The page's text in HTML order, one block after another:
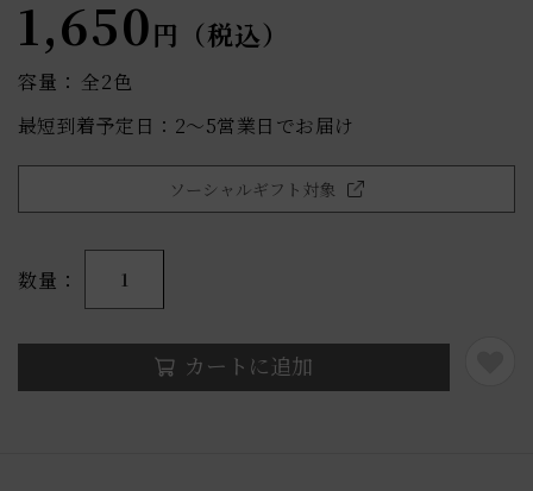
1,650円（税込）
容量： 全2色
最短到着予定日：2〜5営業日でお届け
ソーシャルギフト対象
数量 1
カートに追加